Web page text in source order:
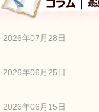
2026年07月28日
2026年06月25日
2026年06月15日